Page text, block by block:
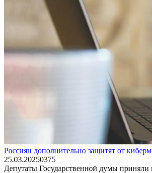
Россиян дополнительно защитят от
25.03.20250375
Депутаты Государственной думы